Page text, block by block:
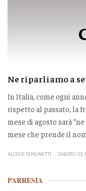
Ne riparliamo a
In Italia, come ogni
rispetto al passato, la
mese di agosto sarà
mese che prende il
ALCIDE SIMONETTI SABATO 01
PARRESIA